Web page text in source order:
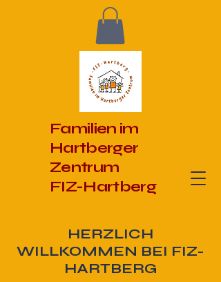
Familien im
Hartberger
Zentrum
FIZ-Hartberg
HERZLICH
WILLKOMMEN BEI FIZ-
HARTBERG